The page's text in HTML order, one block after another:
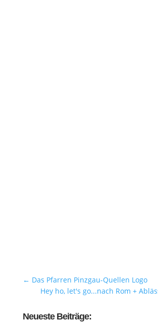
← Das Pfarren Pinzgau-Quellen Logo
Hey ho, let's go...nach Rom +
Neueste Beiträge: